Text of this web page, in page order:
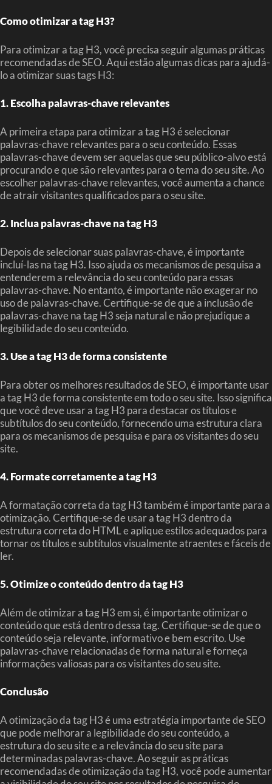
Como otimizar a tag H3?
Para otimizar a tag H3, você precisa seguir algumas práticas
recomendadas de SEO. Aqui estão algumas dicas para ajudá-
lo a otimizar suas tags H3:
1. Escolha palavras-chave relevantes
A primeira etapa para otimizar a tag H3 é selecionar
palavras-chave relevantes para o seu conteúdo. Essas
palavras-chave devem ser aquelas que seu público-alvo está
procurando e que são relevantes para o tema do seu site. Ao
escolher palavras-chave relevantes, você aumenta a chance
de atrair visitantes qualificados para o seu site.
2. Inclua palavras-chave na tag H3
Depois de selecionar suas palavras-chave, é importante
incluí-las na tag H3. Isso ajuda os mecanismos de pesquisa a
entenderem a relevância do seu conteúdo para essas
palavras-chave. No entanto, é importante não exagerar no
uso de palavras-chave. Certifique-se de que a inclusão de
palavras-chave na tag H3 seja natural e não prejudique a
legibilidade do seu conteúdo.
3. Use a tag H3 de forma consistente
Para obter os melhores resultados de SEO, é importante usar
a tag H3 de forma consistente em todo o seu site. Isso significa
que você deve usar a tag H3 para destacar os títulos e
subtítulos do seu conteúdo, fornecendo uma estrutura clara
para os mecanismos de pesquisa e para os visitantes do seu
site.
4. Formate corretamente a tag H3
A formatação correta da tag H3 também é importante para a
otimização. Certifique-se de usar a tag H3 dentro da
estrutura correta do HTML e aplique estilos adequados para
tornar os títulos e subtítulos visualmente atraentes e fáceis de
ler.
5. Otimize o conteúdo dentro da tag H3
Além de otimizar a tag H3 em si, é importante otimizar o
conteúdo que está dentro dessa tag. Certifique-se de que o
conteúdo seja relevante, informativo e bem escrito. Use
palavras-chave relacionadas de forma natural e forneça
informações valiosas para os visitantes do seu site.
Conclusão
A otimização da tag H3 é uma estratégia importante de SEO
que pode melhorar a legibilidade do seu conteúdo, a
estrutura do seu site e a relevância do seu site para
determinadas palavras-chave. Ao seguir as práticas
recomendadas de otimização da tag H3, você pode aumentar